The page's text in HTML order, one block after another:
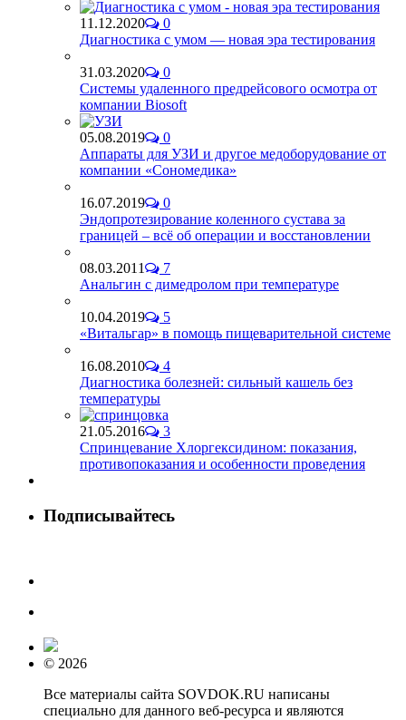
11.12.2020
0
Диагностика с умом — новая эра тестирования
31.03.2020
0
Системы удаленного предрейсового осмотра от
компании Biosoft
05.08.2019
0
Аппараты для УЗИ и другое медоборудование от
компании «Сономедика»
16.07.2019
0
Эндопротезирование коленного сустава за
границей – всё об операции и восстановлении
08.03.2011
7
Анальгин с димедролом при температуре
10.04.2019
5
«Витальгар» в помощь пищеварительной системе
16.08.2010
4
Диагностика болезней: сильный кашель без
температуры
21.05.2016
3
Спринцевание Хлоргексидином: показания,
противопоказания и особенности проведения
Подписывайтесь
© 2026
Все материалы сайта SOVDOK.RU написаны
специально для данного веб-ресурса и являются